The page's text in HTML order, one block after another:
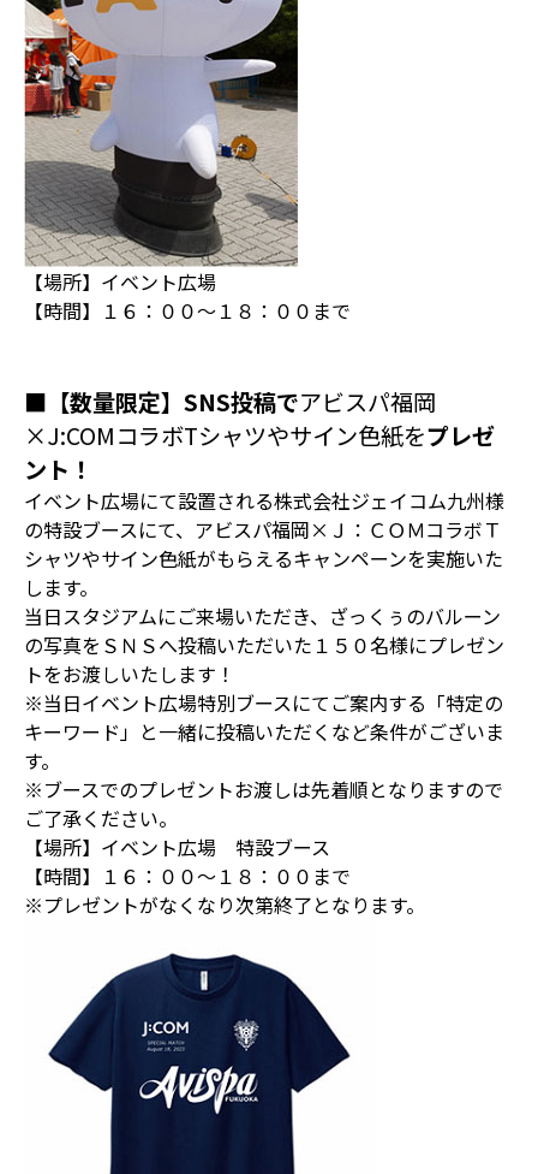
【場所】イベント広場
【時間】１６：００〜１８：００まで
■【数量限定】SNS投稿でアビスパ福岡
×J:COMコラボTシャツやサイン色紙をプレゼ
ント！
イベント広場にて設置される株式会社ジェイコム九州様
の特設ブースにて、アビスパ福岡×Ｊ：ＣＯＭコラボＴ
シャツやサイン色紙がもらえるキャンペーンを実施いた
します。
当日スタジアムにご来場いただき、ざっくぅのバルーン
の写真をＳＮＳへ投稿いただいた１５０名様にプレゼン
トをお渡しいたします！
※当日イベント広場特別ブースにてご案内する「特定の
キーワード」と一緒に投稿いただくなど条件がございま
す。
※ブースでのプレゼントお渡しは先着順となりますので
ご了承ください。
【場所】イベント広場 特設ブース
【時間】１６：００～１８：００まで
※プレゼントがなくなり次第終了となります。